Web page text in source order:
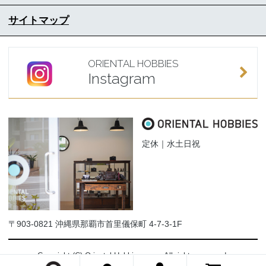
サイトマップ
ORIENTAL HOBBIES
Instagram
定休｜水土日祝
〒903-0821 沖縄県那覇市首里儀保町 4-7-3-1F
Copyright (C) Oriental-Hobbies.com. All rights reserved.